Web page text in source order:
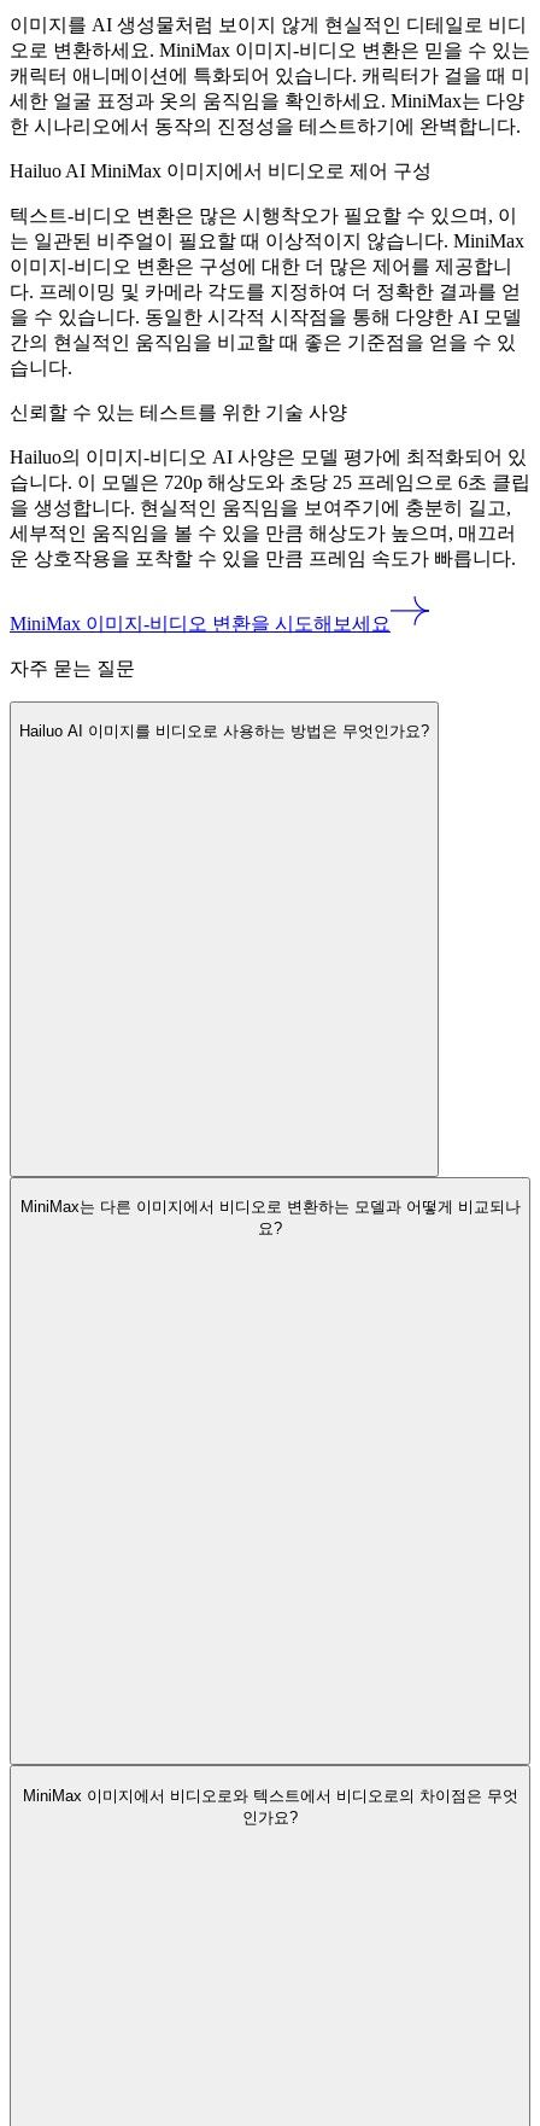
이미지를 AI 생성물처럼 보이지 않게 현실적인 디테일로 비디
오로 변환하세요. MiniMax 이미지-비디오 변환은 믿을 수 있는
캐릭터 애니메이션에 특화되어 있습니다. 캐릭터가 걸을 때 미
세한 얼굴 표정과 옷의 움직임을 확인하세요. MiniMax는 다양
한 시나리오에서 동작의 진정성을 테스트하기에 완벽합니다.
Hailuo AI MiniMax 이미지에서 비디오로 제어 구성
텍스트-비디오 변환은 많은 시행착오가 필요할 수 있으며, 이
는 일관된 비주얼이 필요할 때 이상적이지 않습니다. MiniMax
이미지-비디오 변환은 구성에 대한 더 많은 제어를 제공합니
다. 프레이밍 및 카메라 각도를 지정하여 더 정확한 결과를 얻
을 수 있습니다. 동일한 시각적 시작점을 통해 다양한 AI 모델
간의 현실적인 움직임을 비교할 때 좋은 기준점을 얻을 수 있
습니다.
신뢰할 수 있는 테스트를 위한 기술 사양
Hailuo의 이미지-비디오 AI 사양은 모델 평가에 최적화되어 있
습니다. 이 모델은 720p 해상도와 초당 25 프레임으로 6초 클립
을 생성합니다. 현실적인 움직임을 보여주기에 충분히 길고,
세부적인 움직임을 볼 수 있을 만큼 해상도가 높으며, 매끄러
운 상호작용을 포착할 수 있을 만큼 프레임 속도가 빠릅니다.
MiniMax 이미지-비디오 변환을 시도해보세요
자주 묻는 질문
Hailuo AI 이미지를 비디오로 사용하는 방법은 무엇인가요?
MiniMax는 다른 이미지에서 비디오로 변환하는 모델과 어떻게 비교되나
요?
MiniMax 이미지에서 비디오로와 텍스트에서 비디오로의 차이점은 무엇
인가요?